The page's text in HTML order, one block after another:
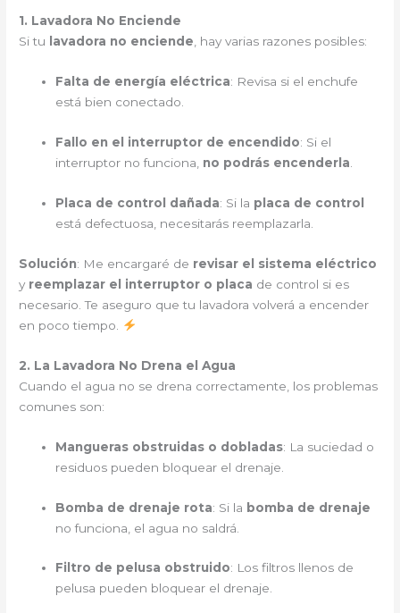
1. Lavadora No Enciende
Si tu
lavadora no enciende, hay varias razones posibles:
Falta de energía eléctrica: Revisa si el enchufe
está bien conectado.
Fallo en el interruptor de encendido: Si el
interruptor no funciona, no podrás encenderla
Placa de control dañada: Si la placa de control
está defectuosa, necesitarás reemplazarla.
Solución: Me encargaré de revisar el sistema eléctrico
y reemplazar el interruptor o placa de control si es
necesario. Te aseguro que tu lavadora volverá a encender
en poco tiempo.
2. La Lavadora No Drena el Agua
Cuando el agua no se drena correctamente, los problemas
comunes son:
Mangueras obstruidas o dobladas: La suciedad o
residuos pueden bloquear el drenaje.
Bomba de drenaje rota: Si la bomba de drenaje
no funciona, el agua no saldrá.
Filtro de pelusa obstruido: Los filtros llenos de
pelusa pueden bloquear el drenaje.